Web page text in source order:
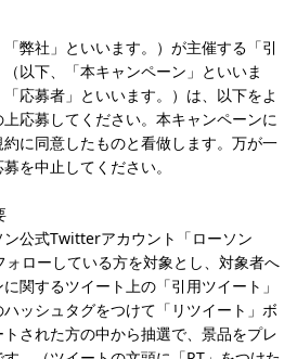
弊社」といいます。）が主催する「引
以下、「本キャンペーン」といいま
応募者」といいます。）は、以下をよ
応募してください。本キャンペーンに
に同意したものと看做します。万が一
を中止してください。
公式Twitterアカウント「ローソン
ォローしている方を対象とし、対象者へ
関するツイート上の「引用ツイート」
ッシュタグをつけて「リツイート」ボ
された方の中から抽選で、景品をプレ